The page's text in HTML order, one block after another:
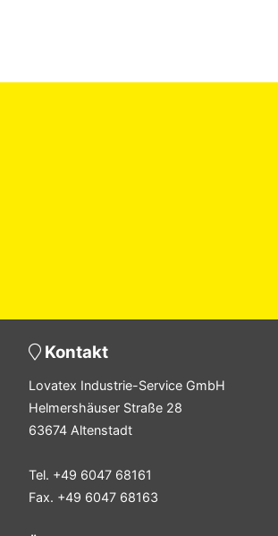
Kontakt
Lovatex Industrie-Service GmbH
Helmershäuser Straße 28
63674 Altenstadt
Tel. +49 6047 68161
Fax. +49 6047 68163